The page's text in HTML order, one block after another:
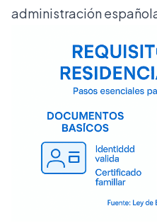
administración